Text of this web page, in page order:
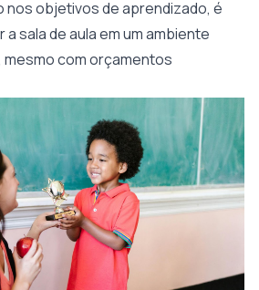
nos objetivos de aprendizado, é
sala de aula em um ambiente
com orçamentos